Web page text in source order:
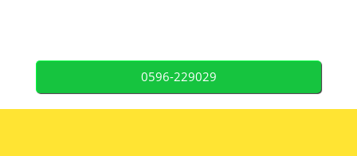
0596-229029